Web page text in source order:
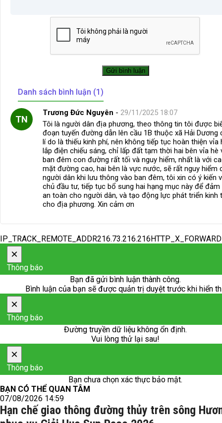
Danh sách bình luận (1)
TN
Trương Đức Nguyên - 29/11/2025 18:07
Tôi là người dân địa phương, theo thông tin tôi được
đoạn tuyến đường dẫn lên cầu 1B thuộc xã Hải Dương
lí do là thiếu kinh phí, nên không tiếp tục hoàn thiện vỉa
lắp điện chiếu sáng, chỉ lấp đất tạm thời hai bên vỉa hè
ban đêm con đường rất tối và nguy hiểm, nhất là với
mặt đường cao, hai bên là vực nước, sẽ rất nguy hiểm
người dân khi lưu thông vào ban đêm, tôi xin có ý kiến
chủ đầu tư, tiếp tục bổ sung hai hạng mục này để đảm
an toàn cho người dân, và tạo động lực phát triển kinh
cho địa phương. Xin cảm ơn
×
Thông báo
Bạn đã gửi bình luận thành công.
Bình luận của bạn sẽ được quản trị duyệt trước khi hiển
×
Thông báo
Đường truyền dữ liệu không ổn định.
Vui lòng thử lại sau!
×
Thông báo
Bạn chưa chọn xác thực bảo mật.
BẠN CÓ THỂ QUAN TÂM
07/08/2026 14:59
Hạn chế giao thông đường thủy trên sông